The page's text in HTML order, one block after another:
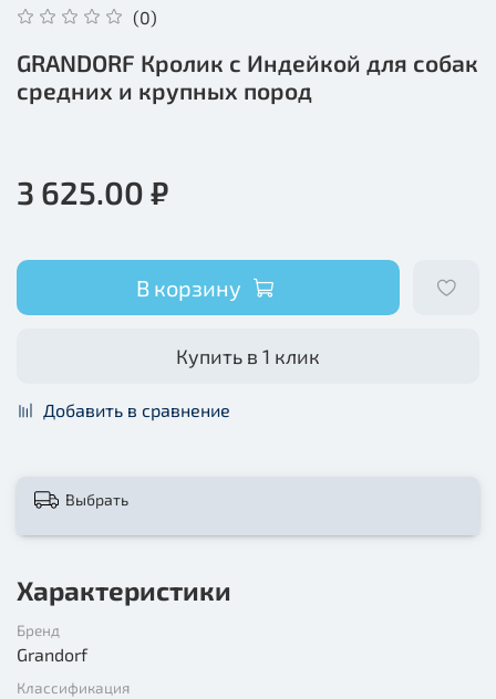
(0)
GRANDORF Кролик с Индейкой для собак
средних и крупных пород
3 625.00 ₽
В корзину
Купить в 1 клик
Добавить в сравнение
Выбрать
Характеристики
Бренд
Grandorf
Классификация